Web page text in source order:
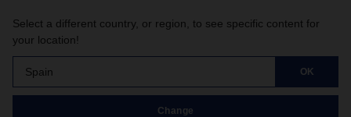
Select a different country, or region, to see specific content for
your location!
Spain OK
Change